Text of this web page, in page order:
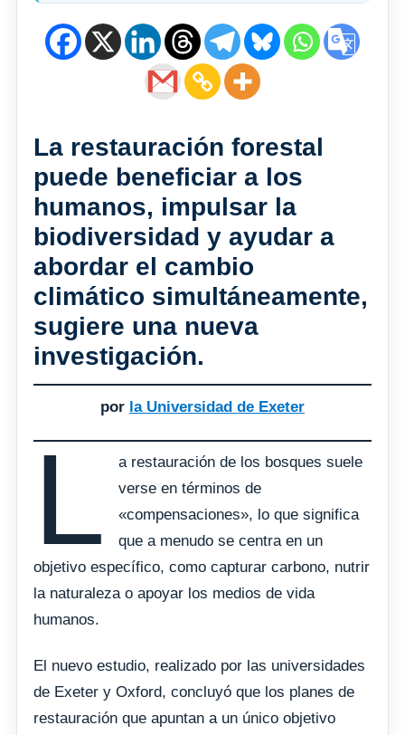
La restauración forestal
puede beneficiar a los
humanos, impulsar la
biodiversidad y ayudar a
abordar el cambio
climático simultáneamente,
sugiere una nueva
investigación.
por la Universidad de Exeter
L
a restauración de los bosques suele
verse en términos de
«compensaciones», lo que significa
que a menudo se centra en un
objetivo específico, como capturar carbono, nutrir
la naturaleza o apoyar los medios de vida
humanos.
El nuevo estudio, realizado por las universidades
de Exeter y Oxford, concluyó que los planes de
restauración que apuntan a un único objetivo